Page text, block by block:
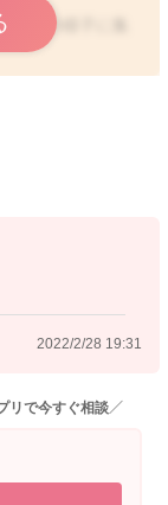
ゃんの様子に集
いますよ。
度では胎動を感
2022/2/28 16:56
2022/2/28 19:31
リで今すぐ相談／